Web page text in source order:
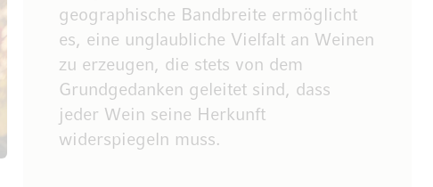
geographische Bandbreite ermöglicht
es, eine unglaubliche Vielfalt an Weinen
zu erzeugen, die stets von dem
Grundgedanken geleitet sind, dass
jeder Wein seine Herkunft
widerspiegeln muss.